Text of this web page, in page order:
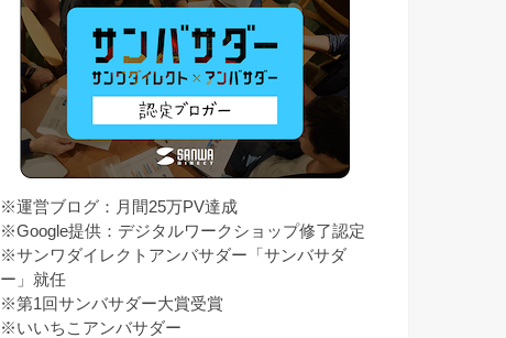
※運営ブログ：月間25万PV達成
※Google提供：デジタルワークショップ修了認定
※サンワダイレクトアンバサダー「サンバサダ
ー」就任
※第1回サンバサダー大賞受賞
※いいちこアンバサダー